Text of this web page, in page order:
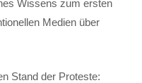
Wissens zum ersten
Medien über
Stand der Proteste: